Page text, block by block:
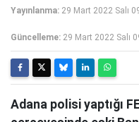
Yayınlanma: 29 Mart 2022 Salı
Güncelleme: 29 Mart 2022 Salı
Adana polisi yaptığı